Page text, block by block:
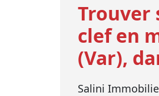
Trouver
clef en
(Var),
Salini